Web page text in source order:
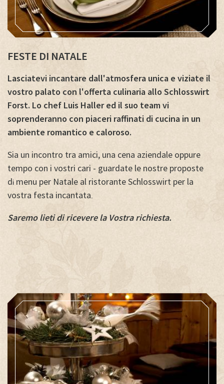
FESTE DI NATALE
Lasciatevi incantare dall'atmosfera unica e viziate il
vostro palato con l'offerta culinaria allo Schlosswirt
Forst. Lo chef Luis Haller ed il suo team vi
soprenderanno con piaceri raffinati di cucina in un
ambiente romantico e caloroso.
Sia un incontro tra amici, una cena aziendale oppure
tempo con i vostri cari - guardate le nostre proposte
di menu per Natale al ristorante Schlosswirt per la
vostra festa incantata.
Saremo lieti di ricevere la Vostra richiesta.